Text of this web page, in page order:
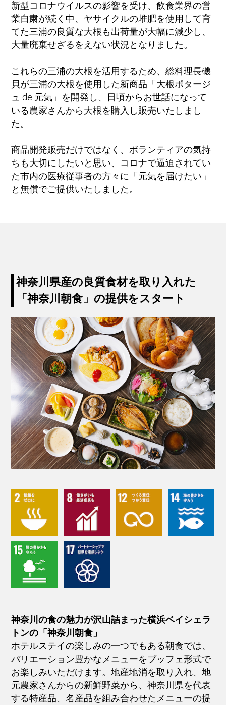
新型コロナウイルスの影響を受け、飲食業界の営
業自粛が続く中、ヤサイクルの堆肥を使用して育
てた三浦の良質な大根も出荷量が大幅に減少し、
大量廃棄せざるをえない状況となりました。
これらの三浦の大根を活用するため、総料理長磯
貝が三浦の大根を使用した新商品「大根ポタージ
ュ de 元気」を開発し、日頃からお世話になって
いる農家さんから大根を購入し販売いたしまし
た。
商品開発販売だけではなく、ボランティアの気持
ちも大切にしたいと思い、コロナで逼迫されてい
た市内の医療従事者の方々に「元気を届けたい」
と無償でご提供いたしました。
神奈川県産の良質食材を取り入れた
「神奈川朝食」の提供をスタート
神奈川の食の魅力が沢山詰まった横浜ベイシェラ
トンの「神奈川朝食」
ホテルステイの楽しみの一つでもある朝食では、
バリエーション豊かなメニューをブッフェ形式で
お楽しみいただけます。地産地消を取り入れ、地
元農家さんからの新鮮野菜から、神奈川県を代表
する特産品、名産品を組み合わせたメニューの提